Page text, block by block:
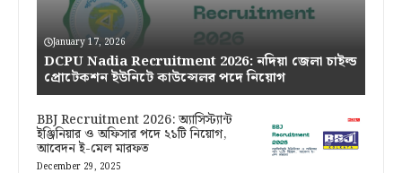
January 17, 2026
DCPU Nadia Recruitment 2026: নদিয়া জেলা চাইল্ড
প্রোটেকশন ইউনিটে কাউন্সেলর পদে নিয়োগ
BBJ Recruitment 2026: অ্যাসিস্ট্যান্ট
ইঞ্জিনিয়ার ও অফিসার পদে ২১টি নিয়োগ,
আবেদন ই-মেল মারফত
December 29, 2025